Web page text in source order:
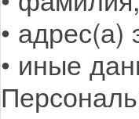
• адрес(а)
• иные